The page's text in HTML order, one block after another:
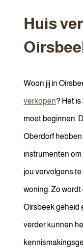
Huis
Woon jij in
verkopen? Het
moet beginnen.
Oberdorf
instrumenten
jou vervolgens
woning. Zo
Oirsbeek geheid
verder kunnen